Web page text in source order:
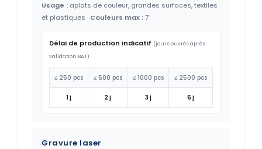
Usage : aplats de couleur, grandes surfaces, textiles
et plastiques · Couleurs max :7
Délai de production indicatif (jours ouvrés après
validation BAT)
≤ 250 pcs ≤ 500 pcs ≤ 1000 pcs ≤ 2500 pcs
1 j 2 j 3 j 6 j
Gravure laser